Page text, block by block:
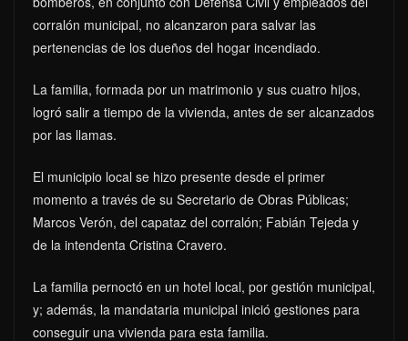
corralón municipal, no alcanzaron para salvar las
pertenencias de los dueños del hogar incendiado.
La familia, formada por un matrimonio y sus cuatro hijos,
logró salir a tiempo de la vivienda, antes de ser alcanzados
por las llamas.
El municipio local se hizo presente desde el primer
momento a través de su Secretario de Obras Públicas;
Marcos Verón, del capataz del corralón; Fabián Tejeda y
de la intendenta Cristina Cravero.
La familia pernoctó en un hotel local, por gestión municipal,
y; además, la mandataria municipal inició gestiones para
conseguir una vivienda para esta familia.